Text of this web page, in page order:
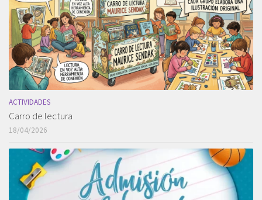
ACTIVIDADES
Carro de lectura
18/04/2026